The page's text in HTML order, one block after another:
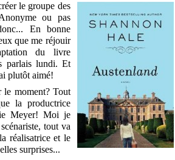
le groupe des
ou pas
En bonne
que me réjouir
du livre
parlais lundi. Et
plutôt aimé!
moment? Tout
la productrice
Meyer! Moi je
tout va
réalisatrice et le
surprises...